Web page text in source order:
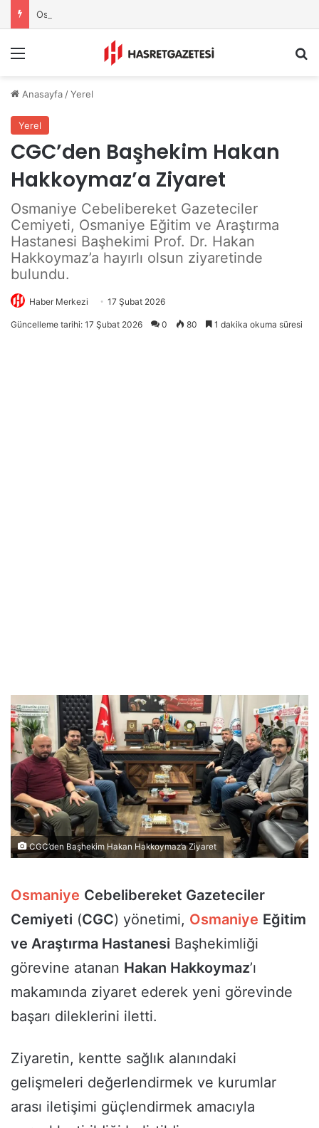
Osmaniye Belediyesi’nden Sahte Aramalara Kritik Uyarı
Anasayfa /Yerel
Yerel
CGC’den Başhekim Hakan
Hakkoymaz’a Ziyaret
Osmaniye Cebelibereket Gazeteciler
Cemiyeti, Osmaniye Eğitim ve Araştırma
Hastanesi Başhekimi Prof. Dr. Hakan
Hakkoymaz’a hayırlı olsun ziyaretinde
bulundu.
Haber Merkezi 17 Şubat 2026
Güncelleme tarihi: 17 Şubat 2026 0 80 1 dakika okuma süresi
CGC’den Başhekim Hakan Hakkoymaz’a Ziyaret
Osmaniye Cebelibereket Gazeteciler
Cemiyeti (CGC) yönetimi, Osmaniye Eğitim
ve Araştırma Hastanesi Başhekimliği
görevine atanan Hakan Hakkoymaz’ı
makamında ziyaret ederek yeni görevinde
başarı dileklerini iletti.
Ziyaretin, kentte sağlık alanındaki
gelişmeleri değerlendirmek ve kurumlar
arası iletişimi güçlendirmek amacıyla